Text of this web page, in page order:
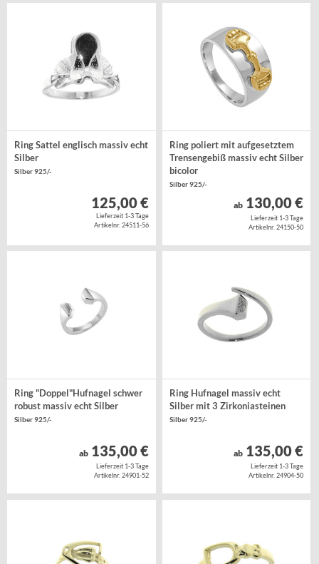
Ring Sattel englisch massiv echt
Silber
Silber 925/-
125,00 €
Lieferzeit 1-3 Tage
Artikelnr. 24511-56
Ring poliert mit aufgesetztem
Trensengebiß massiv echt Silber
bicolor
Silber 925/-
ab 130,00 €
Lieferzeit 1-3 Tage
Artikelnr. 24150-50
Ring "Doppel"Hufnagel schwer
robust massiv echt Silber
Silber 925/-
ab135,00 €
Lieferzeit 1-3 Tage
Artikelnr. 24901-52
Ring Hufnagel massiv echt
Silber mit 3 Zirkoniasteinen
Silber 925/-
ab 135,00 €
Lieferzeit 1-3 Tage
Artikelnr. 24904-50